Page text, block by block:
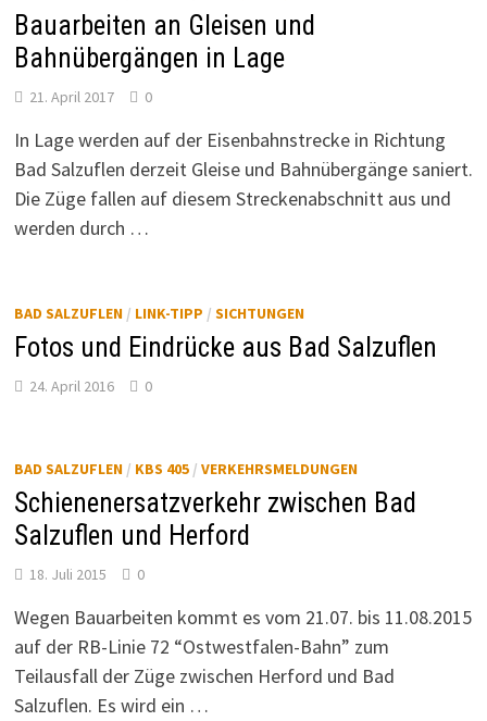
Bauarbeiten an Gleisen und
Bahnübergängen in Lage
21. April 2017 0
In Lage werden auf der Eisenbahnstrecke in Richtung
Bad Salzuflen derzeit Gleise und Bahnübergänge saniert.
Die Züge fallen auf diesem Streckenabschnitt aus und
werden durch …
BAD SALZUFLEN/ LINK-TIPP / SICHTUNGEN
Fotos und Eindrücke aus Bad Salzuflen
24. April 2016 0
BAD SALZUFLEN/ KBS 405/ VERKEHRSMELDUNGEN
Schienenersatzverkehr zwischen Bad
Salzuflen und Herford
18. Juli 2015 0
Wegen Bauarbeiten kommt es vom 21.07. bis 11.08.2015
auf der RB-Linie 72 “Ostwestfalen-Bahn” zum
Teilausfall der Züge zwischen Herford und Bad
Salzuflen. Es wird ein …